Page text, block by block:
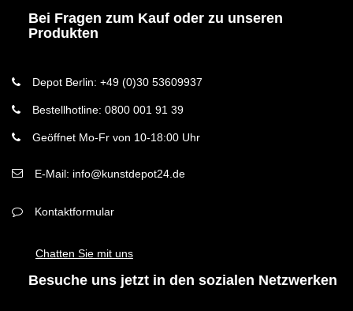
Bei Fragen zum Kauf oder zu unseren
Produkten
Depot Berlin: +49 (0)30 53609937
Bestellhotline: 0800 001 91 39
Geöffnet Mo-Fr von 10-18:00 Uhr
E-Mail: info@kunstdepot24.de
Kontaktformular
Chatten Sie mit uns
Besuche uns jetzt in den sozialen Netzwerken